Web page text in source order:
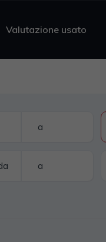
Valutazione usato